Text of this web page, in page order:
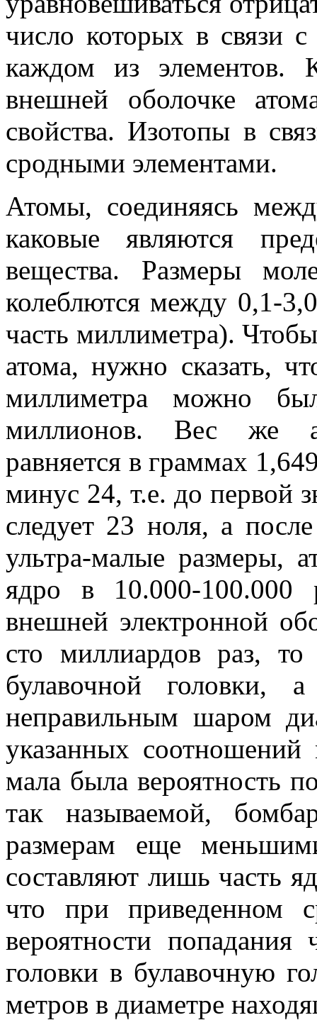
число которых в свя­зи
каждом из элементов.
внешней оболочке
свойства. Изотопы в
сродными элементами.
Атомы, соединяясь
каковые являются
вещества. Размеры
колеблются между 0,1-
часть мил­лиметра).
атома, нужно сказать,
миллиметра можно
миллионов. Вес же
равняется в граммах
минус 24, т.е. до первой
следует 23 ноля, а
ультра-малые размеры,
ядро в 10.000-100.000
внешней электронной
сто миллиардов раз, то
булавочной головки,
неправильным шаром
указанных соотношений
мала была вероятность
так называемой,
размерам еще
составляют лишь часть
что при приведенном
вероятности попадания
головки в булавочную
метров в диаметре